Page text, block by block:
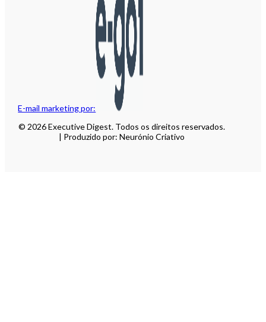
E-mail marketing por:
© 2026 Executive Digest. Todos os direitos reservados.
| Produzido por: Neurónio Criativo